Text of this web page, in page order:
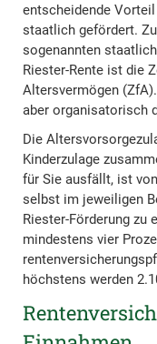
entscheidende
staatlich gefördert.
sogenannten
Riester-Rente ist die
Altersvermögen
aber organisatorisch
Die
Kinderzulage
für Sie ausfällt, ist
selbst im jeweiligen
Riester-Förderung zu
mindestens vier
höchstens werden